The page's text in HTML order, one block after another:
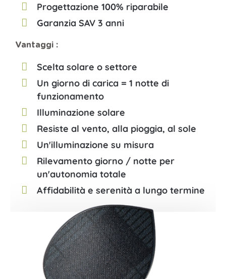
Progettazione 100% riparabile
Garanzia SAV 3 anni
Vantaggi :
Scelta solare o settore
Un giorno di carica = 1 notte di
funzionamento
Illuminazione solare
Resiste al vento, alla pioggia, al sole
Un'illuminazione su misura
Rilevamento giorno / notte per
un'autonomia totale
Affidabilità e serenità a lungo termine